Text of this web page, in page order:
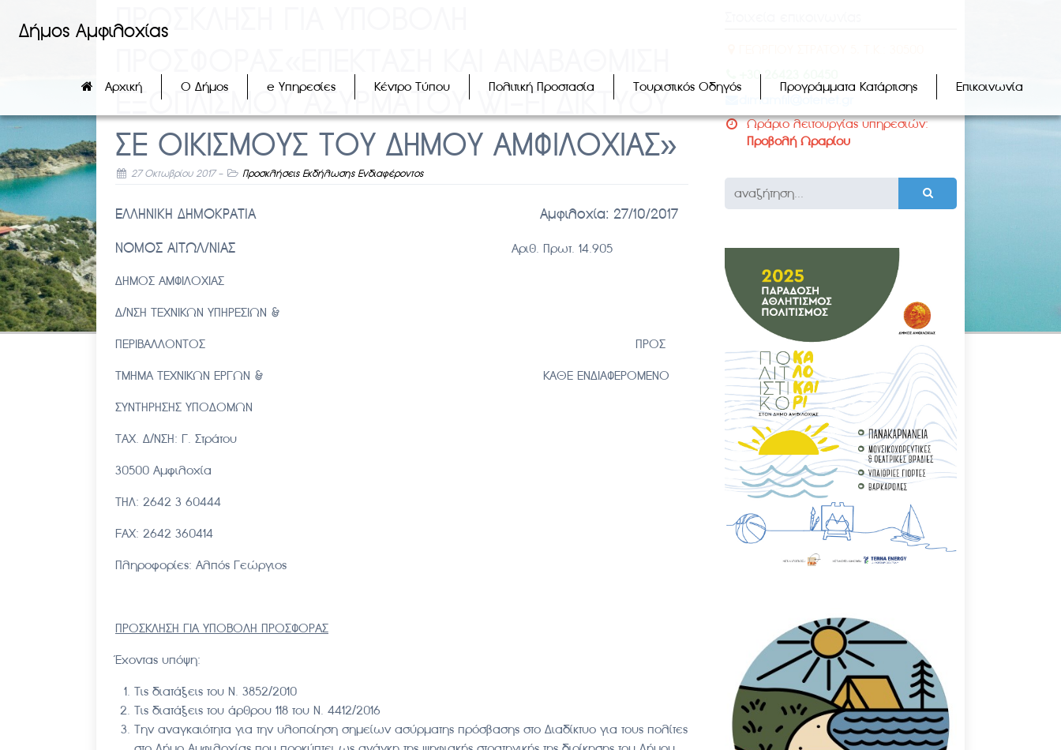
Δήμος Αμφιλοχίας
Αρχική Ο Δήμος e Υπηρεσίες Κέντρο Τύπου Πολιτική Προστασία Τουριστικός Οδηγός Προγράμματα Κατάρτισης Επικοινωνία
ΠΡΟΣΚΛΗΣΗ ΓΙΑ ΥΠΟΒΟΛΗ
ΕΞΟΠΛΙΣΜΟΥ ΑΣΥΡΜΑΤΟΥ WI-FI ΔΙΚΤΥΟΥ
ΣΕ ΟΙΚΙΣΜΟΥΣ ΤΟΥ ΔΗΜΟΥ ΑΜΦΙΛΟΧΙΑΣ»
27 Οκτωβρίου 2017- Προσκλήσεις Εκδήλωσης Ενδιαφέροντος
ΕΛΛΗΝΙΚΗ ΔΗΜΟΚΡΑΤΙΑ Αμφιλοχία: 27/10/2017
ΝΟΜΟΣ ΑΙΤΩΛ/ΝΙΑΣ Αριθ. Πρωτ. 14.905
ΔΗΜΟΣ ΑΜΦΙΛΟΧΙΑΣ
Δ/ΝΣΗ ΤΕΧΝΙΚΩΝ ΥΠΗΡΕΣΙΩΝ &
ΠΕΡΙΒΑΛΛΟΝΤΟΣ ΠΡΟΣ
ΤΜΗΜΑ ΤΕΧΝΙΚΩΝ ΕΡΓΩΝ & ΚΑΘΕ ΕΝΔΙΑΦΕΡΟΜΕΝΟ
ΣΥΝΤΗΡΗΣΗΣ ΥΠΟΔΟΜΩΝ
ΤΑΧ. Δ/ΝΣΗ: Γ. Στράτου
30500 Αμφιλοχία
ΤΗΛ: 2642 3 60444
FAX: 2642 360414
Πληροφορίες: Αλπός Γεώργιος
ΠΡΟΣΚΛΗΣΗ ΓΙΑ ΥΠΟΒΟΛΗ ΠΡΟΣΦΟΡΑΣ
Έχοντας υπόψη:
Τις διατάξεις του Ν. 3852/2010
Τις διατάξεις του άρθρου 118 του Ν. 4412/2016
Την αναγκαιότητα για την υλοποίηση σημείων ασύρματης πρόσβασης στο Διαδίκτυο για τους πολίτες
+30 26423 60450
dimamfil@otenet.gr
Ωράριο λειτουργίας υπηρεσιών:
Προβολή Ωραρίου